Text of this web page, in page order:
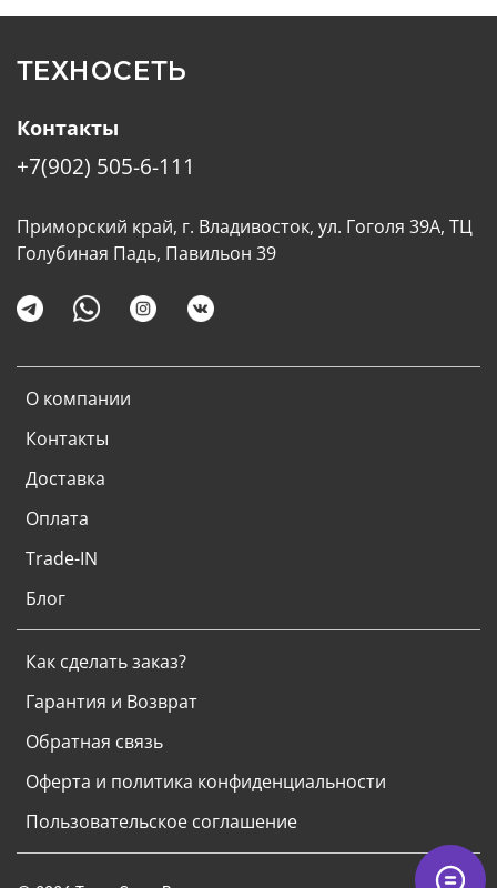
ТЕХНОСЕТЬ
О компании
Контакты
Доставка
Оплата
Trade-IN
Блог
Как сделать заказ?
Гарантия и Возврат
Обратная связь
Оферта и политика конфиденциальности
Пользовательское соглашение
Контакты
+7(902) 505-6-111
Приморский край, г. Владивосток, ул. Гоголя 39А, ТЦ
Голубиная Падь, Павильон 39